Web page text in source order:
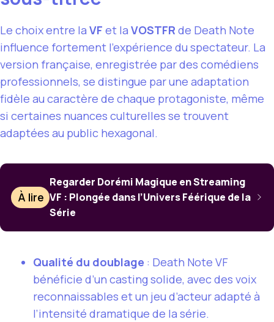
Le choix entre la VF et la VOSTFR de Death Note
influence fortement l’expérience du spectateur. La
version française, enregistrée par des comédiens
professionnels, se distingue par une adaptation
fidèle au caractère de chaque protagoniste, même
si certaines nuances culturelles se trouvent
adaptées au public hexagonal.
À lire
Regarder Dorémi Magique en Streaming
VF : Plongée dans l’Univers Féérique de la
Série
Qualité du doublage : Death Note VF
bénéficie d’un casting solide, avec des voix
reconnaissables et un jeu d’acteur adapté à
l’intensité dramatique de la série.